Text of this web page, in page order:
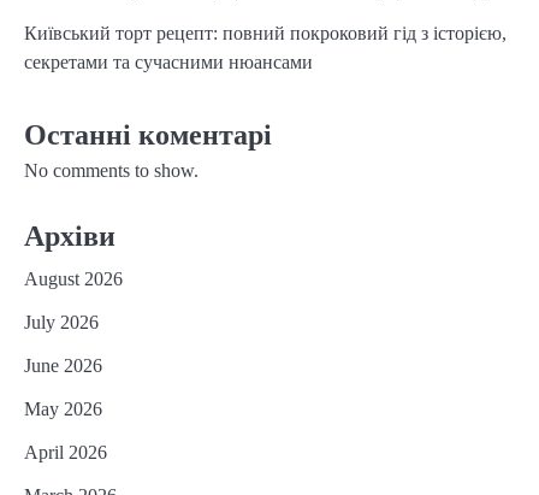
Київський торт рецепт: повний покроковий гід з історією,
секретами та сучасними нюансами
Останні коментарі
No comments to show.
Архіви
August 2026
July 2026
June 2026
May 2026
April 2026